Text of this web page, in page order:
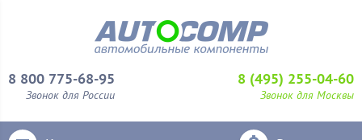
8 800 775-68-95
Звонок для России
8 (495) 255-04-60
Звонок для Москвы